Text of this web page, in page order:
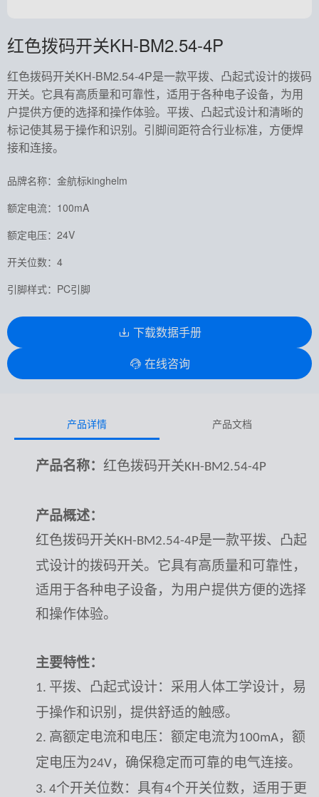
红色拨码开关KH-BM2.54-4P
红色拨码开关KH-BM2.54-4P是一款平拨、凸起式设计的拨码
开关。它具有高质量和可靠性，适用于各种电子设备，为用
户提供方便的选择和操作体验。平拨、凸起式设计和清晰的
标记使其易于操作和识别。引脚间距符合行业标准，方便焊
接和连接。
品牌名称：金航标kinghelm
额定电流：100mA
额定电压：24V
开关位数：4
引脚样式：PC引脚
下载数据手册
在线咨询
产品详情 产品文档
产品名称： 红色拨码开关KH-BM2.54-4P
产品概述：
红色拨码开关KH-BM2.54-4P是一款平拨、凸起
式设计的拨码开关。它具有高质量和可靠性，
适用于各种电子设备，为用户提供方便的选择
和操作体验。
主要特性：
1. 平拨、凸起式设计：采用人体工学设计，易
于操作和识别，提供舒适的触感。
2. 高额定电流和电压：额定电流为 100mA，额
定电压为24V，确保稳定而可靠的电气连接。
3. 4个开关位数：具有4个开关位数，适用于更